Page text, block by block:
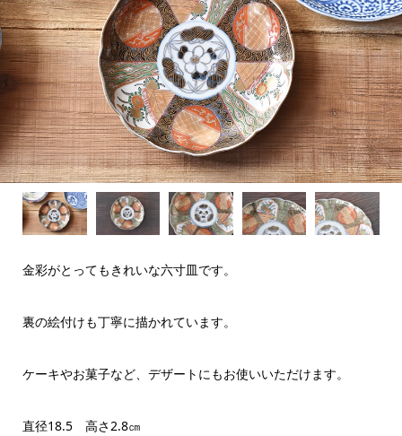
金彩がとってもきれいな六寸皿です。
裏の絵付けも丁寧に描かれています。
ケーキやお菓子など、デザートにもお使いいただけます。
直径18.5 高さ2.8㎝